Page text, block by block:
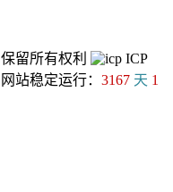
保留所有权利
ICP
网站稳定运行： 3167 天 1